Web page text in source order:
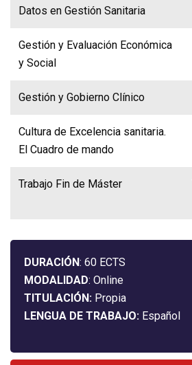
Datos en Gestión Sanitaria
Gestión y Evaluación Económica
y Social
Gestión y Gobierno Clínico
Cultura de Excelencia sanitaria.
El Cuadro de mando
Trabajo Fin de Máster
DURACIÓN: 60 ECTS
MODALIDAD: Online
TITULACIÓN: Propia
LENGUA DE TRABAJO: Español